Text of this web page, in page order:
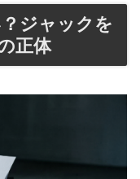
ジャックを
正体